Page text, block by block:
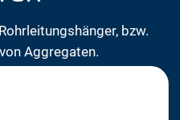
bzw.
Aggregaten.